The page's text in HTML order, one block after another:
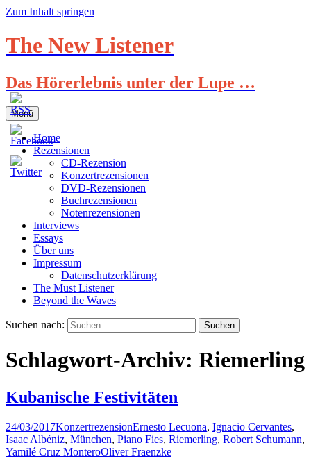
Zum Inhalt springen
The New Listener
Das Hörerlebnis unter der Lupe …
Menü
Home
Rezensionen
CD-Rezension
Konzertrezensionen
DVD-Rezensionen
Buchrezensionen
Notenrezensionen
Interviews
Essays
Über uns
Impressum
Datenschutzerklärung
The Must Listener
Beyond the Waves
Suchen nach:
Schlagwort-Archiv: Riemerling
Kubanische Festivitäten
24/03/2017KonzertrezensionErnesto Lecuona, Ignacio Cervantes,
Isaac Albéniz, München, Piano Fies, Riemerling, Robert Schumann,
Yamilé Cruz MonteroOliver Fraenzke